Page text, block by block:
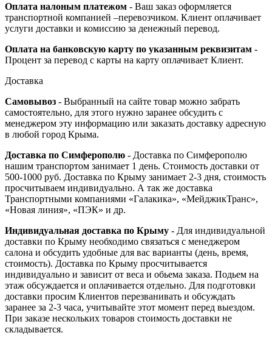
Оплата налоным платежом - Ваш заказ оформляется
транспортной компанией –перевозчиком. Клиент оплачивает
услуги доставки и комиссию за денежный перевод.
Оплата на банковскую карту по указанным реквизитам -
Процент за перевод с карты на карту оплачивает Клиент.
Доставка
Самовывоз - Выбранный на сайте товар можно забрать
самостоятельно, для этого нужно заранее обсудить с
менеджером эту информацию или заказать доставку адресную
в любой город Крыма.
Доставка по Симферополю - Доставка по Симферополю
нашим транспортом занимает 1 день. Стоимость доставки от
500-1000 руб. Доставка по Крыму занимает 2-3 дня, стоимость
просчитываем индивидуально. А так же доставка
Транспортными компаниями «Галакика», «МейджикТранс»,
«Новая линия», «ПЭК» и др.
Индивидуальная доставка по Крыму - Для индивидуальной
доставки по Крыму необходимо связаться с менеджером
салона и обсудить удобные для вас варианты (день, время,
стоимость). Доставка по Крыму просчитывается
индивидуально и зависит от веса и обьема заказа. Подьем на
этаж обсуждается и оплачивается отдельно. Для подготовки
доставки просим Клиентов перезванивать и обсуждать
заранее за 2-3 часа, учитывайте этот момент перед выездом.
При заказе нескольких товаров стоимость доставки не
складывается.